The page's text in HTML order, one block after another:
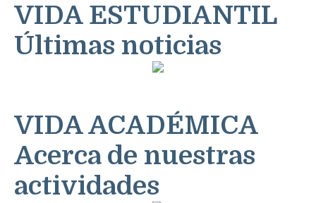
VIDA ESTUDIANTIL
Últimas noticias
VIDA ACADÉMICA
Acerca de nuestras
actividades